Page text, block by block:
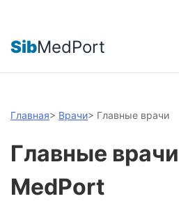
SibMedPort
Главная> Врачи> Главные врачи
Главные
MedPort